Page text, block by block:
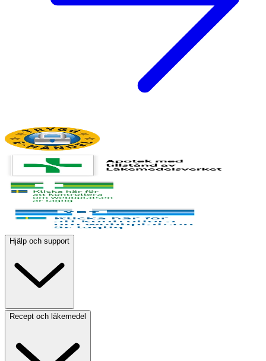
Hjälp och support
Recept och läkemedel